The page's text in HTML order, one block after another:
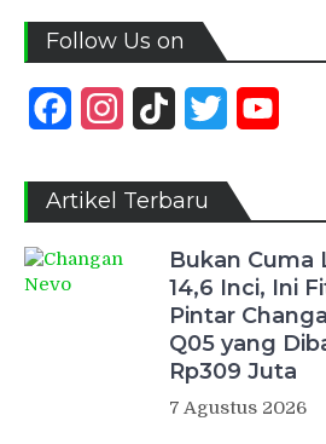
Follow Us on
FacebookInstagram
TikTok Twitter
Artikel Terbaru
Bukan Cuma
14,6 Inci, Ini
Pintar
Q05 yang
Rp309 Juta
7 Agustus 2026